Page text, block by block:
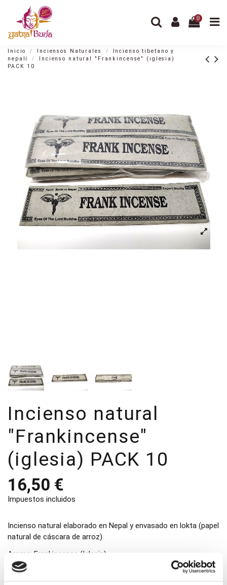
0
Inicio Inciensos Naturales
Incienso tibetano y
nepalí
Incienso natural "Frankincense" (iglesia)
PACK 10
Incienso natural
"Frankincense"
(iglesia) PACK 10
16,50 €
Impuestos incluidos
Incienso natural elaborado en Nepal y envasado en lokta (papel
natural de cáscara de arroz)
Aroma: Frankincense (Iglesia)
Contenido: 10 paquetes de 15 barritas cada uno